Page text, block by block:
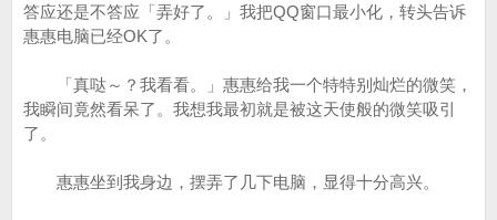
答应还是不答应「弄好了。」我把QQ窗口最小化，转头告诉
惠惠电脑已经OK了。
「真哒～？我看看。」惠惠给我一个特特别灿烂的微笑，
我瞬间竟然看呆了。我想我最初就是被这天使般的微笑吸引
了。
惠惠坐到我身边，摆弄了几下电脑，显得十分高兴。